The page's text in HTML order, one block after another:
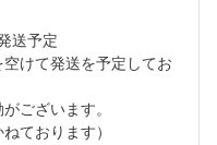
送予定
けて発送を予定してお
ございます。
ております）